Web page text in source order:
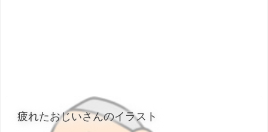
疲れたおじいさんのイラスト